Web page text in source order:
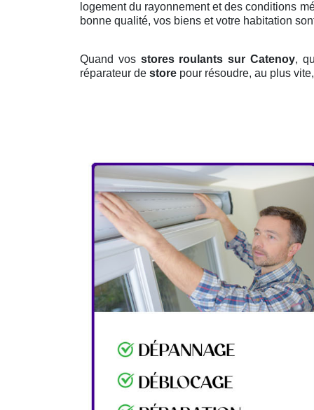
logement du rayonnement et des conditions
bonne qualité, vos biens et votre habitation
Quand vos stores roulants sur Catenoy,
réparateur de store pour résoudre, au plus